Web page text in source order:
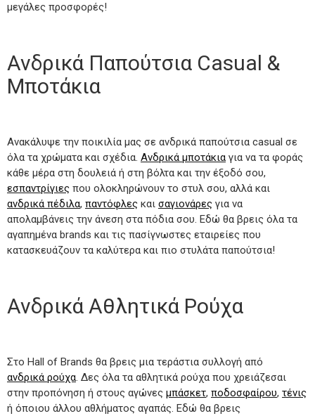
μεγάλες προσφορές!
Ανδρικά Παπούτσια Casual &
Μποτάκια
Ανακάλυψε την ποικιλία μας σε ανδρικά παπούτσια casual σε
όλα τα χρώματα και σχέδια. Ανδρικά μποτάκια για να τα φοράς
κάθε μέρα στη δουλειά ή στη βόλτα και την έξοδό σου,
εσπαντρίγιες που ολοκληρώνουν το στυλ σου, αλλά και
ανδρικά πέδιλα, παντόφλες και σαγιονάρες για να
απολαμβάνεις την άνεση στα πόδια σου. Εδώ θα βρεις όλα τα
αγαπημένα brands και τις πασίγνωστες εταιρείες που
κατασκευάζουν τα καλύτερα και πιο στυλάτα παπούτσια!
Ανδρικά Αθλητικά Ρούχα
Στο Hall of Brands θα βρεις μια τεράστια συλλογή από
ανδρικά ρούχα. Δες όλα τα αθλητικά ρούχα που χρειάζεσαι
στην προπόνηση ή στους αγώνες μπάσκετ, ποδοσφαίρου, τένις
ή όποιου άλλου αθλήματος αγαπάς. Εδώ θα βρεις